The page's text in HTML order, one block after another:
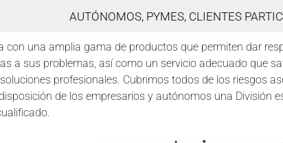
AUTÓNOMOS, PYMES, CLIENTES
con una amplia gama de productos que permiten dar
a sus problemas, así como un servicio adecuado que
profesionales. Cubrimos todos de los riesgos
de los empresarios y autónomos una División